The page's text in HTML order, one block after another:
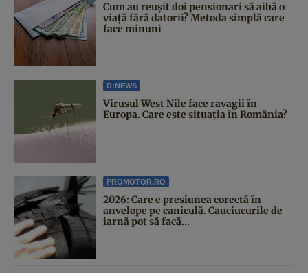
Cum au reușit doi pensionari să aibă o
viață fără datorii? Metoda simplă care
face minuni
D:NEWS
Virusul West Nile face ravagii în
Europa. Care este situația în România?
PROMOTOR.RO
2026: Care e presiunea corectă în
anvelope pe caniculă. Cauciucurile de
iarnă pot să facă...